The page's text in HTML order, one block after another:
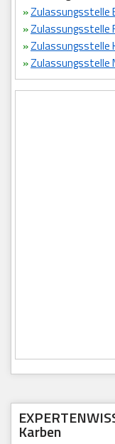
»Zulassungsstelle
»Zulassungsstelle
»Zulassungsstelle
»Zulassungsstelle
Karben